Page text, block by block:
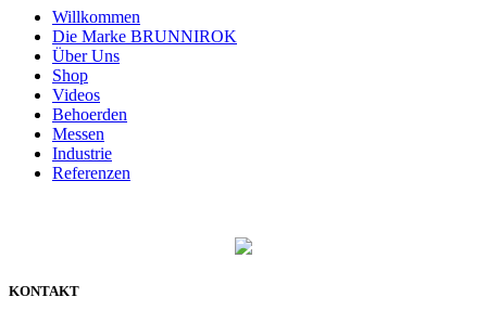
Willkommen
Die Marke BRUNNIROK
Über Uns
Shop
Videos
Behoerden
Messen
Industrie
Referenzen
KONTAKT